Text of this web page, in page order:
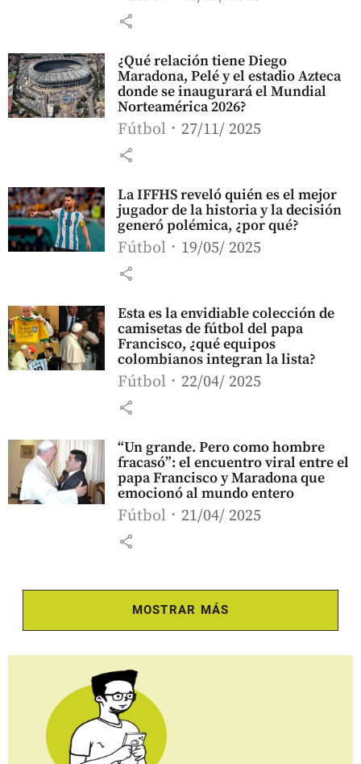
share
¿Qué relación tiene Diego
Maradona, Pelé y el estadio Azteca
donde se inaugurará el Mundial
Norteamérica 2026?
Fútbol 27/11/ 2025
share
La IFFHS reveló quién es el mejor
jugador de la historia y la decisión
generó polémica, ¿por qué?
Fútbol 19/05/ 2025
share
Esta es la envidiable colección de
camisetas de fútbol del papa
Francisco, ¿qué equipos
colombianos integran la lista?
Fútbol 22/04/ 2025
share
“Un grande. Pero como hombre
fracasó”: el encuentro viral entre el
papa Francisco y Maradona que
emocionó al mundo entero
Fútbol 21/04/ 2025
share
MOSTRAR MÁS